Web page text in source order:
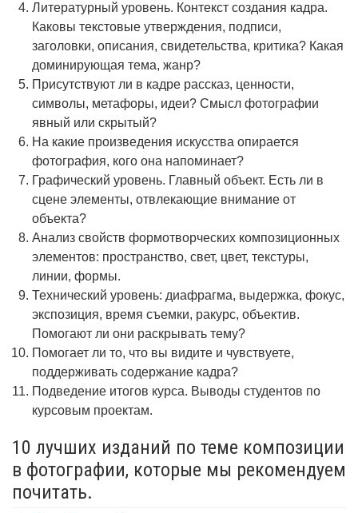
Литературный уровень. Контекст создания кадра.
Каковы текстовые утверждения, подписи,
заголовки, описания, свидетельства, критика? Какая
доминирующая тема, жанр?
Присутствуют ли в кадре рассказ, ценности,
символы, метафоры, идеи? Смысл фотографии
явный или скрытый?
На какие произведения искусства опирается
фотография, кого она напоминает?
Графический уровень. Главный объект. Есть ли в
сцене элементы, отвлекающие внимание от
объекта?
Анализ свойств формотворческих композиционных
элементов: пространство, свет, цвет, текстуры,
линии, формы.
Технический уровень: диафрагма, выдержка, фокус,
экспозиция, время съемки, ракурс, объектив.
Помогают ли они раскрывать тему?
Помогает ли то, что вы видите и чувствуете,
поддерживать содержание кадра?
Подведение итогов курса. Выводы студентов по
курсовым проектам.
10 лучших изданий по теме композиции
в фотографии, которые мы рекомендуем
почитать.